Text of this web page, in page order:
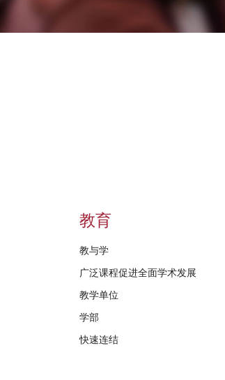
教育
教与学
广泛课程促进全面学术发展
教学单位
学部
快速连结